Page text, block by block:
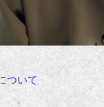
ついて